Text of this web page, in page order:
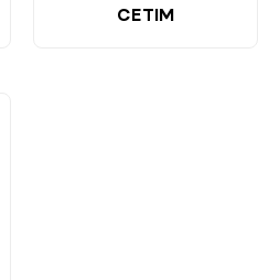
CETIM